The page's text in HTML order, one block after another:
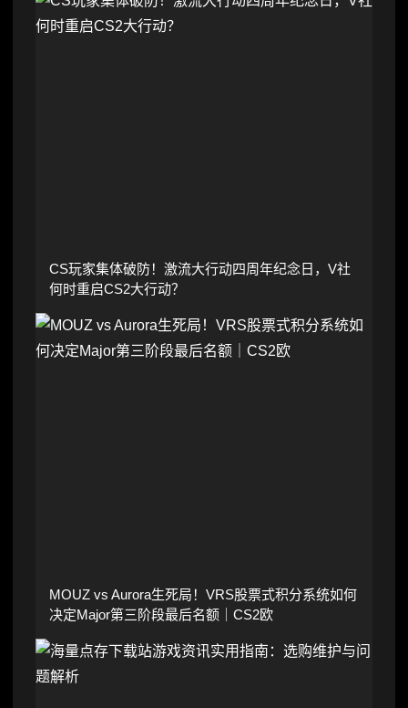
CS玩家集体破防！激流大行动四周年纪念日，V社
何时重启CS2大行动？
MOUZ vs Aurora生死局！VRS股票式积分系统如何
决定Major第三阶段最后名额｜CS2欧